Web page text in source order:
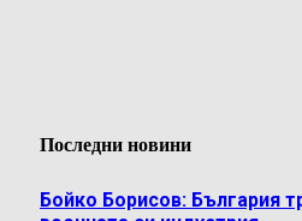
Последни новини
Бойко Борисов: България